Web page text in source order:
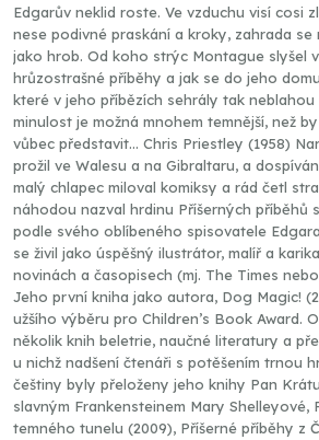
Edgarův neklid roste. Ve vzduchu visí cosi
nese podivné praskání a kroky, zahrada
jako hrob. Od koho strýc Montague slyšel
hrůzostrašné příběhy a jak se do jeho
které v jeho příbězích sehrály tak neblahou
minulost je možná mnohem temnější, než
vůbec představit... Chris Priestley (1958)
prožil ve Walesu a na Gibraltaru, a
malý chlapec miloval komiksy a rád četl
náhodou nazval hrdinu Příšerných příběhů
podle svého oblíbeného spisovatele
se živil jako úspěšný ilustrátor, malíř a
novinách a časopisech (mj. The Times
Jeho první kniha jako autora, Dog Magic!
užšího výběru pro Children’s Book Award.
několik knih beletrie, naučné literatury a
u nichž nadšení čtenáři s potěšením trnou
češtiny byly přeloženy jeho knihy Pan
slavným Frankensteinem Mary Shelleyové,
temného tunelu (2009), Příšerné příběhy z